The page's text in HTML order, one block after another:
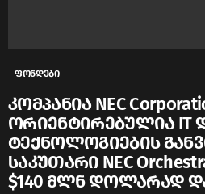
ფონდები
კომპანია NEC
ორიენტირებულია IT
ტექნოლოგიების
საკუთარი NEC
$140 მლნ დოლარად